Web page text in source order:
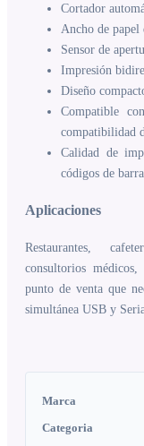
Cortador
Ancho de
Sensor de
Impresión
Diseño
Compatible
compatibilidad
Calidad de
códigos de
Aplicaciones
Restaurantes,
consultorios
punto de venta que
simultánea USB y
Marca
Categoria